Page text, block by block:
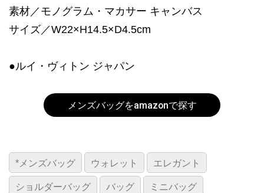
素材／モノグラム・マカサー キャンバス
サイズ／W22×H14.5×D4.5cm
●ルイ・ヴィトン ジャパン
メンズバッグをamazonで探す
*メンズバッグ ウォレット エレガント
ショルダーバッグ バッグ ミニバッグ